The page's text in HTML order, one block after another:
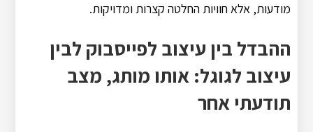
מודעות, אלא חוויות החלטה קצרות ומדויקות.
ההבדל בין עיצוב לפייסבוק לבין
עיצוב לגוגל: אותו מותג, מצב
תודעתי אחר